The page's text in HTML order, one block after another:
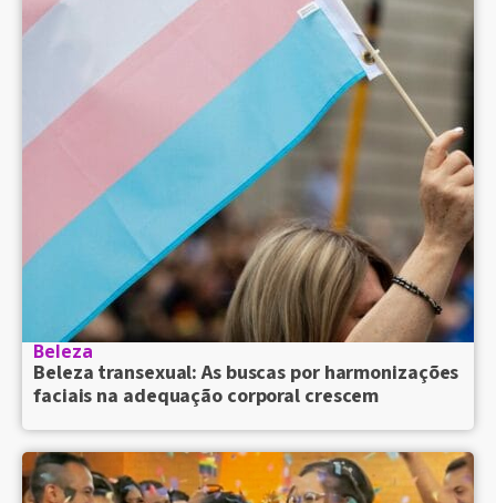
Beleza
Beleza transexual: As buscas por harmonizações
faciais na adequação corporal crescem